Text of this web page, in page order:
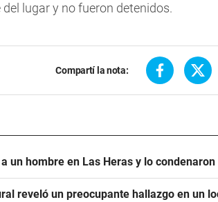
lugar y no fueron detenidos.
Compartí la nota:
un hombre en Las Heras y lo
reveló un preocupante hallazgo en un